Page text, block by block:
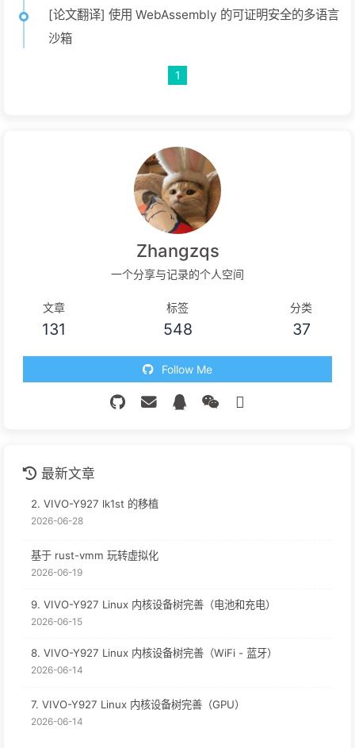
[论文翻译] 使用 WebAssembly 的可证明安全的多语言
沙箱
1
Zhangzqs
一个分享与记录的个人空间
文章
131
标签
548
分类
37
Follow Me
最新文章
2. VIVO-Y927 lk1st 的移植
2026-06-28
基于 rust-vmm 玩转虚拟化
2026-06-19
9. VIVO-Y927 Linux 内核设备树完善（电池和充电）
2026-06-15
8. VIVO-Y927 Linux 内核设备树完善（WiFi - 蓝牙）
2026-06-14
7. VIVO-Y927 Linux 内核设备树完善（GPU）
2026-06-14